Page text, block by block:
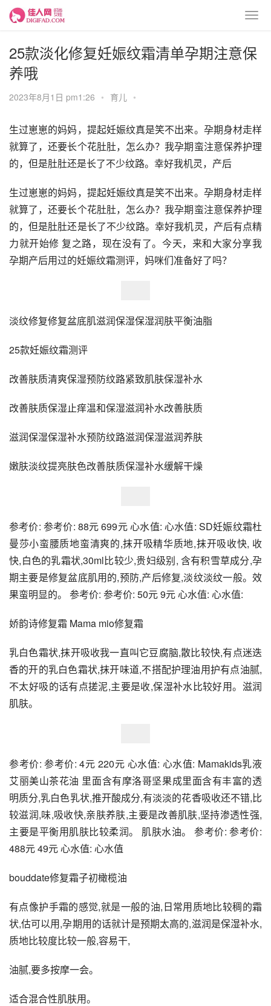
25款淡化修复妊娠纹霜清单孕期注意保
养哦
2023年8月1日 pm1:26 • 育儿 •
生过崽崽的妈妈，提起妊娠纹真是笑不出来。孕期身材走样
就算了，还要长个花肚肚，怎么办？我孕期蛮注意保养护理
的，但是肚肚还是长了不少纹路。幸好我机灵，产后
生过崽崽的妈妈，提起妊娠纹真是笑不出来。孕期身材走样
就算了，还要长个花肚肚，怎么办？我孕期蛮注意保养护理
的，但是肚肚还是长了不少纹路。幸好我机灵，产后有点精
力就开始修 复之路，现在没有了。今天，来和大家分享我
孕期产后用过的妊娠纹霜测评，妈咪们准备好了吗？
淡纹修复修复盆底肌滋润保湿保湿润肤平衡油脂
25款妊娠纹霜测评
改善肤质清爽保湿预防纹路紧致肌肤保湿补水
改善肤质保湿止痒温和保湿滋润补水改善肤质
滋润保湿保湿补水预防纹路滋润保湿滋润养肤
嫩肤淡纹提亮肤色改善肤质保湿补水缓解干燥
参考价: 参考价: 88元 699元 心水值: 心水值: SD妊娠纹霜杜
曼莎小蛮腰质地蛮清爽的,抹开吸精华质地,抹开吸收快, 收
快,白色的乳霜状,30ml比较少,贵妇级别, 含有积雪草成分,孕
期主要是修复盆底肌用的,预防,产后修复,淡纹淡纹一般。效
果蛮明显的。 参考价: 参考价: 50元 9元 心水值: 心水值:
娇韵诗修复霜 Mama mio修复霜
乳白色霜状,抹开吸收我一直叫它豆腐脑,散比较快,有点迷迭
香的开的乳白色霜状,抹开味道,不搭配护理油用护有点油腻,
不太好吸的话有点搓泥,主要是收,保湿补水比较好用。滋润
肌肤。
参考价: 参考价: 4元 220元 心水值: 心水值: Mamakids乳液
艾丽美山茶花油 里面含有摩洛哥坚果成里面含有丰富的透
明质分,乳白色乳状,推开酸成分,有淡淡的花香吸收还不错,比
较滋润,味,吸收快,亲肤养肤,主要是改善肌肤,坚持渗透性强,
主要是平衡用肌肤比较柔润。 肌肤水油。 参考价: 参考价:
488元 49元 心水值: 心水值
bouddate修复霜子初橄榄油
有点像护手霜的感觉,就是一般的油,日常用质地比较稠的霜
状,估可以用,孕期用的话就计是预期太高的,滋润是保湿补水,
质地比较度比较一般,容易干,
油腻,要多按摩一会。
适合混合性肌肤用。